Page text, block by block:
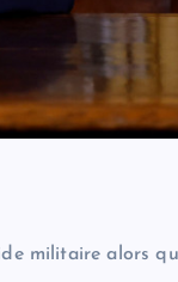
militaire alors